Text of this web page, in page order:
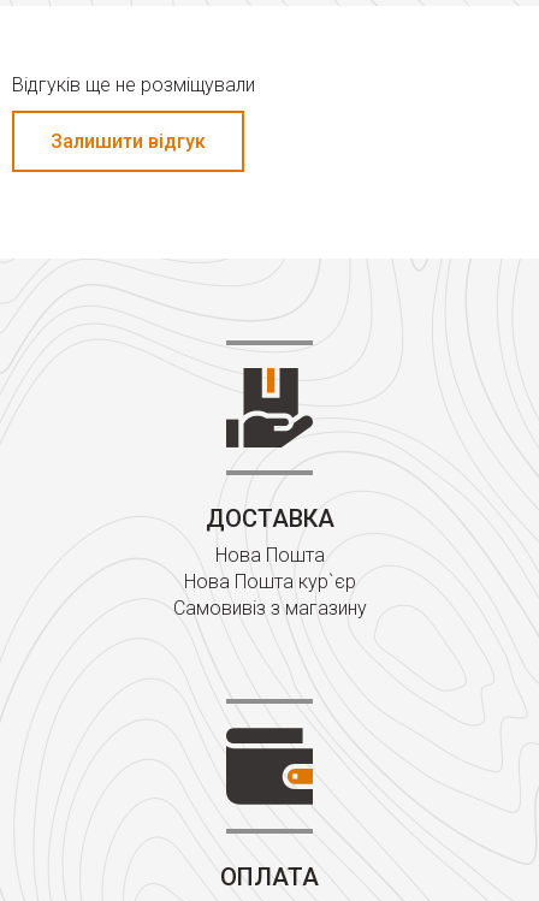
Відгуків ще не розміщували
Залишити відгук
ДОСТАВКА
Нова Пошта
Нова Пошта кур`єр
Самовивіз з магазину
ОПЛАТА